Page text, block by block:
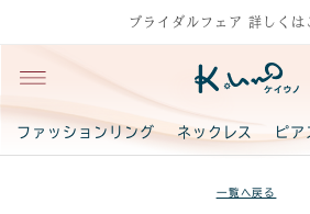
ブライダルフェア 詳しくは
ファッションリング ネックレス ピ
一覧へ戻る